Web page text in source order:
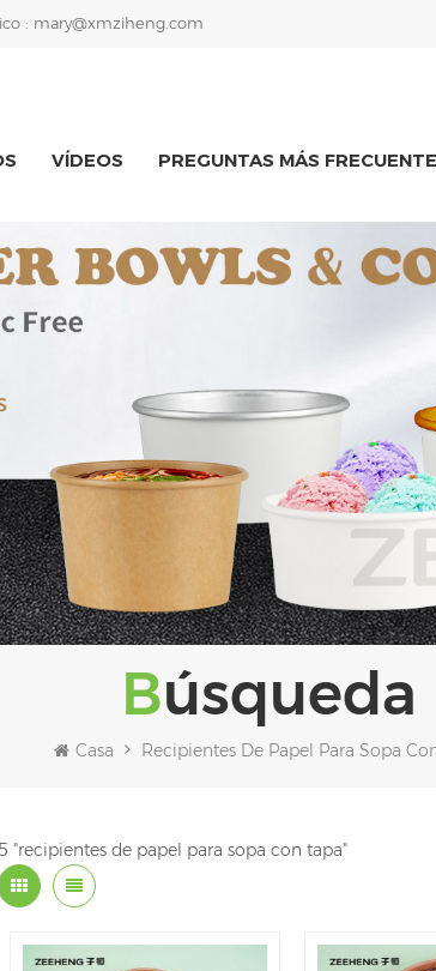
: mary@xmziheng.com
VÍDEOS PREGUNTAS MÁS
Búsqueda
Casa Recipientes De Papel Para Sopa
5 "recipientes de papel para sopa con tapa"